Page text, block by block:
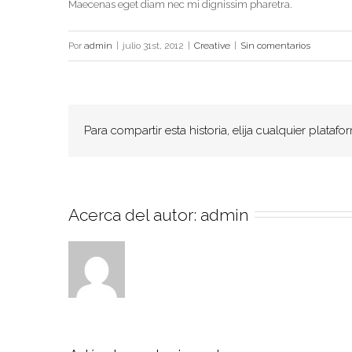
Maecenas eget diam nec mi dignissim pharetra.
Por admin julio 31st, 2012 Creative Sin comentarios
Para compartir esta historia, elija cualquier
Acerca del autor: admin